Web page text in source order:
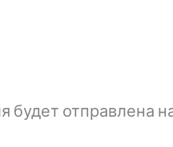
будет отправлена